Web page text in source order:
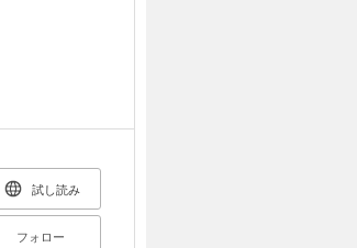
試し読み
フォロー